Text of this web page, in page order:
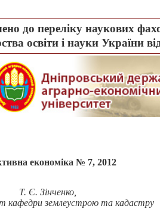
до переліку наукових
освіти і науки України
економіка № 7, 2012
Т. Є. Зінченко,
кафедри землеустрою та кадастру